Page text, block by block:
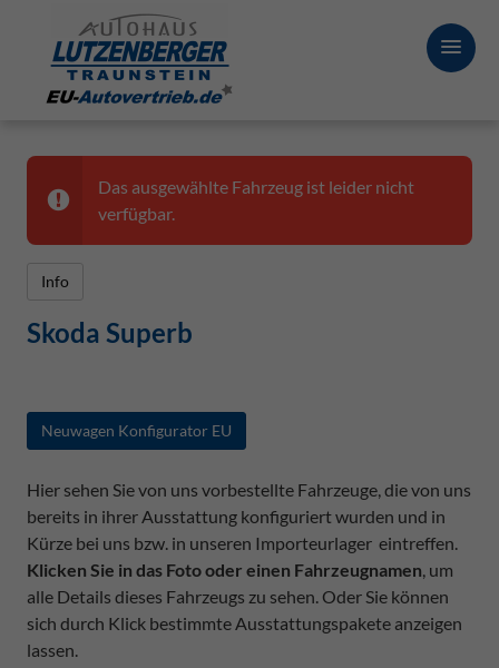
Das ausgewählte Fahrzeug ist leider nicht
verfügbar.
Info
Skoda Superb
Neuwagen Konfigurator EU
Hier sehen Sie von uns vorbestellte Fahrzeuge, die von uns
bereits in ihrer Ausstattung konfiguriert wurden und in
Kürze bei uns bzw. in unseren Importeurlager eintreffen.
Klicken Sie in das Foto oder einen Fahrzeugnamen, um
alle Details dieses Fahrzeugs zu sehen. Oder Sie können
sich durch Klick bestimmte Ausstattungspakete anzeigen
lassen.